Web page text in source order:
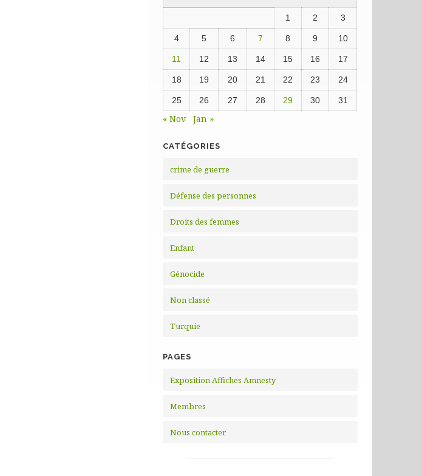
1 2 3
4 5 6 7 8 9 10
11 12 13 14 15 16 17
18 19 20 21 22 23 24
25 26 27 28 29 30 31
« Nov Jan »
CATÉGORIES
crime de guerre
Défense des personnes
Droits des femmes
Enfant
Génocide
Non classé
Turquie
PAGES
Exposition Affiches Amnesty
Membres
Nous contacter